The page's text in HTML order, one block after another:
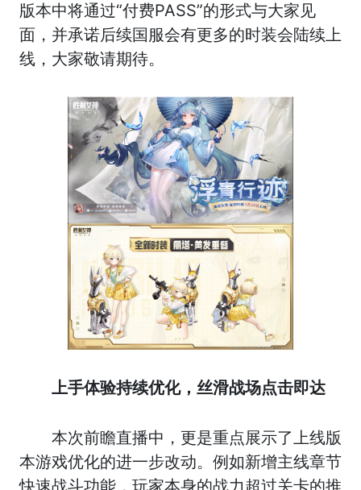
版本中将通过“付费PASS”的形式与大家见
面，并承诺后续国服会有更多的时装会陆续上
线，大家敬请期待。
上手体验持续优化，丝滑战场点击即达
本次前瞻直播中，更是重点展示了上线版
本游戏优化的进一步改动。例如新增主线章节